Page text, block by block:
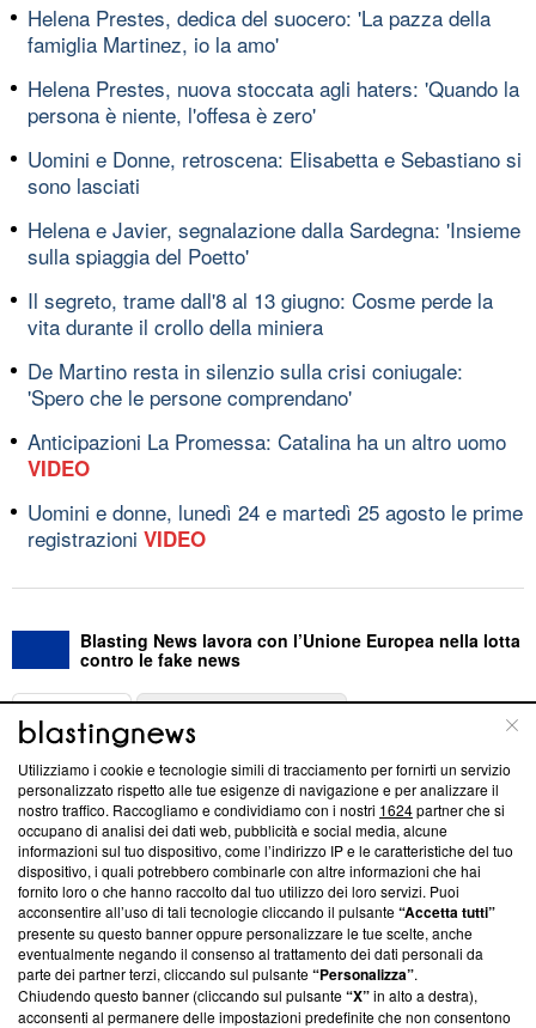
Helena Prestes, dedica del suocero: 'La pazza della
famiglia Martinez, io la amo'
Helena Prestes, nuova stoccata agli haters: 'Quando la
persona è niente, l'offesa è zero'
Uomini e Donne, retroscena: Elisabetta e Sebastiano si
sono lasciati
Helena e Javier, segnalazione dalla Sardegna: 'Insieme
sulla spiaggia del Poetto'
Il segreto, trame dall'8 al 13 giugno: Cosme perde la
vita durante il crollo della miniera
De Martino resta in silenzio sulla crisi coniugale:
'Spero che le persone comprendano'
Anticipazioni La Promessa: Catalina ha un altro uomo
VIDEO
Uomini e donne, lunedì 24 e martedì 25 agosto le prime
registrazioni VIDEO
Blasting News lavora con l’Unione Europea nella lotta
contro le fake news
ABOUT
Questa sezione offre informazioni trasparenti su Blasting
News, sui nostri processi editoriali e su come ci impegniamo a
creare news di qualità. Inoltre, afferma la nostra aderenza a
‘Trust Project - News with Integrity’Blasting News non è
ancora membro del programma, ma ha richiesto di farne
parte; Trust Project non ha ancora effettuato una verifica di
conformità agli standard.
Su di noi
Team editoriale
Utilizziamo i cookie e tecnologie simili di tracciamento per fornirti un servizio
personalizzato rispetto alle tue esigenze di navigazione e per analizzare il
nostro traffico. Raccogliamo e condividiamo con i nostri 1624partner che si
occupano di analisi dei dati web, pubblicità e social media, alcune
informazioni sul tuo dispositivo, come l’indirizzo IP e le caratteristiche del tuo
dispositivo, i quali potrebbero combinarle con altre informazioni che hai
fornito loro o che hanno raccolto dal tuo utilizzo dei loro servizi. Puoi
acconsentire all’uso di tali tecnologie cliccando il pulsante“Accetta tutti”
presente su questo banner oppure personalizzare le tue scelte, anche
eventualmente negando il consenso al trattamento dei dati personali da
parte dei partner terzi, cliccando sul pulsante“Personalizza”.
Chiudendo questo banner (cliccando sul pulsante“X”in alto a destra),
acconsenti al permanere delle impostazioni predefinite che non consentono